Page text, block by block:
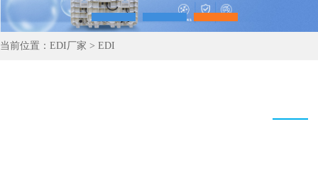
当前位置： EDI厂家 > EDI